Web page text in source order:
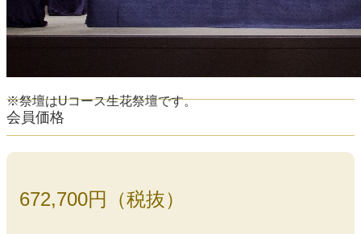
※祭壇はUコース生花祭壇です。
会員価格
672,700円（税抜）